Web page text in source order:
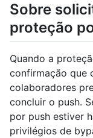
Sobre
proteção
Quando a
confirmação que
colaboradores
concluir o push.
por push estiver
privilégios de